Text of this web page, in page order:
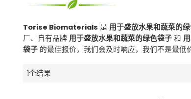
Torise Biomaterials 是 用于盛放水果和蔬菜的
厂、自有品牌 用于盛放水果和蔬菜的绿色袋子和
袋子的最佳报价，我们会及时响应，我们不是最低
1个结果